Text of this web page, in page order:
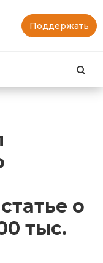
Поддержать
о
тыс.